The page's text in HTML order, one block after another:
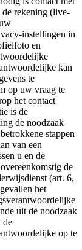
de rekening (live-
instellingen in
en
kan
te
op uw vraag te
het contact
is de
de noodzaak
stappen
van een
u en de
de
(art. 6,
het
uit de noodzaak
de
op te